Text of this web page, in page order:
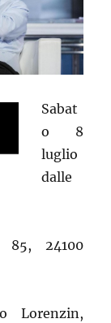
Sabat
o 8
luglio
dalle
85, 24100
Lorenzin,